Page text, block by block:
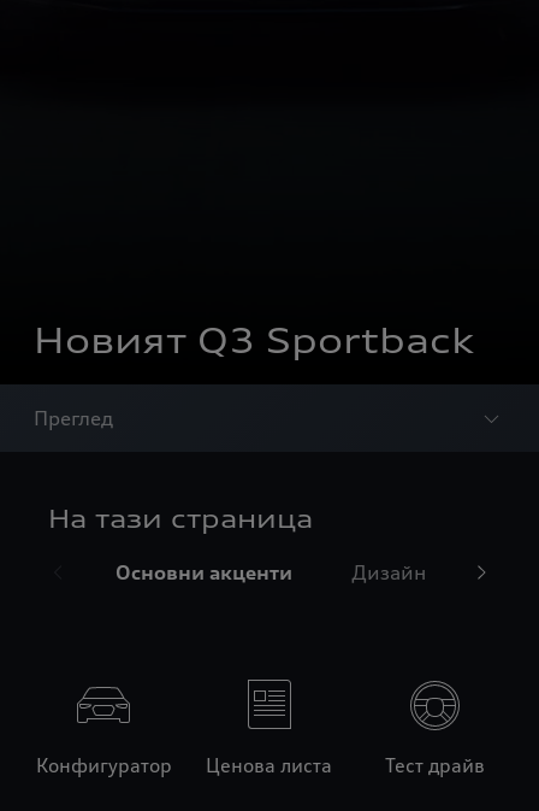
Новият Q3 Sportback
Преглед
На тази страница
Основни акценти Дизайн
Конфигуратор Ценова листа Тест драйв